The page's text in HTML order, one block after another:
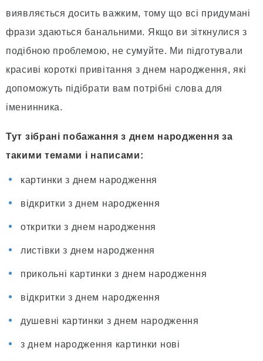
виявляється досить важким, тому що всі придумані
фрази здаються банальними. Якщо ви зіткнулися з
подібною проблемою, не сумуйте. Ми підготували
красиві короткі привітання з днем народження, які
допоможуть підібрати вам потрібні слова для
іменинника.
Тут зібрані побажання з днем народження за
такими темами і написами:
картинки з днем народження
відкритки з днем народження
откритки з днем народження
листівки з днем народження
прикольні картинки з днем народження
відкритки з днем народження
душевні картинки з днем народження
з днем народження картинки нові